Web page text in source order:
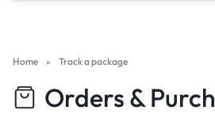
Home » Track a package
Orders &